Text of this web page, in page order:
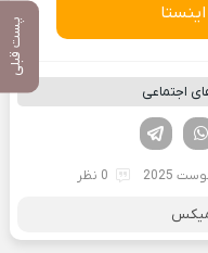
پست قبلی
اجتماعی
لینکدین
0 نظر